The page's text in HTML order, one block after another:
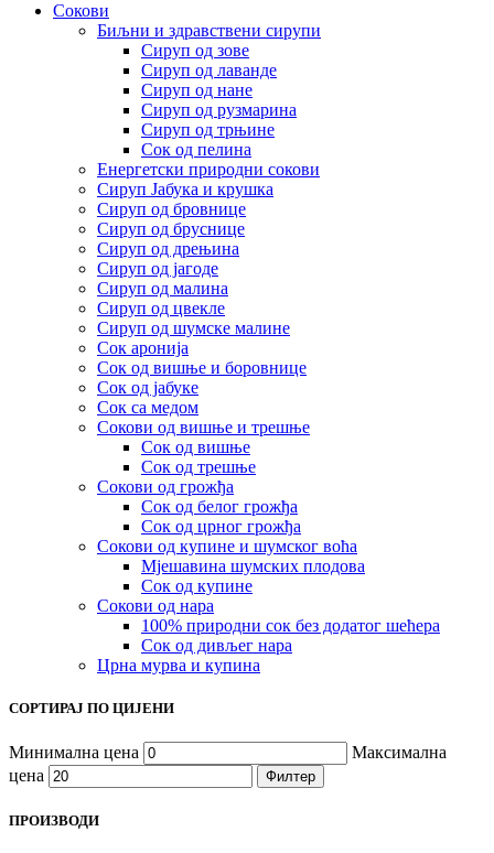
Сокови
Биљни и здравствени сирупи
Сируп од зове
Сируп од лаванде
Сируп од нане
Сируп од рузмарина
Сируп од трњине
Сок од пелина
Енергетски природни сокови
Сируп Јабука и крушка
Сируп од бровнице
Сируп од бруснице
Сируп од дрењина
Сируп од јагоде
Сируп од малина
Сируп од цвекле
Сируп од шумске малине
Сок аронија
Сок од вишње и боровнице
Сок од јабуке
Сок са медом
Сокови од вишње и трешње
Сок од вишње
Сок од трешње
Сокови од грожђа
Сок од белог грожђа
Сок од црног грожђа
Сокови од купине и шумског воћа
Мјешавина шумских плодова
Сок од купине
Сокови од нара
100% природни сок без додатог шећера
Сок од дивљег нара
Црна мурва и купина
СОРТИРАЈ ПО ЦИЈЕНИ
Минимална цена
Максимална
цена
Филтер
ПРОИЗВОДИ